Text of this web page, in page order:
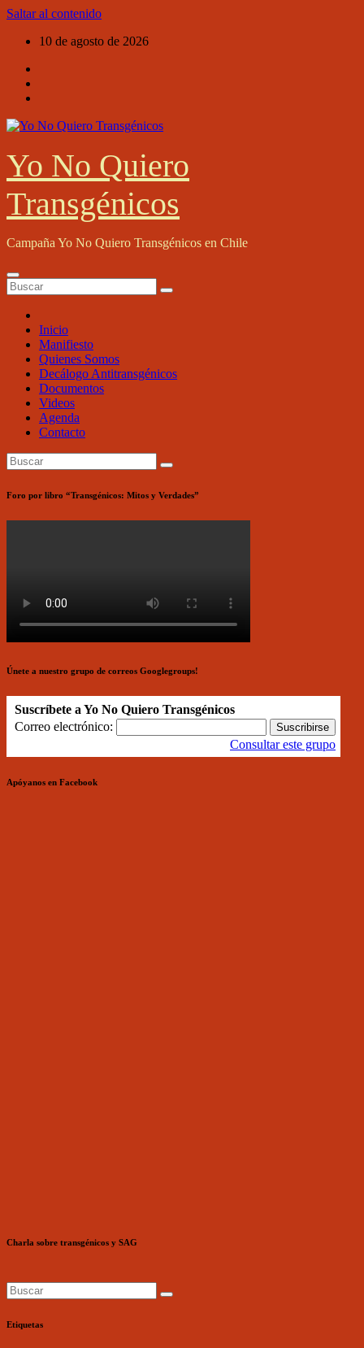
Saltar al contenido
10 de agosto de 2026
Yo No Quiero
Transgénicos
Campaña Yo No Quiero Transgénicos en Chile
Inicio
Manifiesto
Quienes Somos
Decálogo Antitransgénicos
Documentos
Videos
Agenda
Contacto
Foro por libro “Transgénicos: Mitos y Verdades”
Únete a nuestro grupo de correos Googlegroups!
Suscríbete a Yo No Quiero Transgénicos
Correo electrónico:
Consultar este grupo
Apóyanos en Facebook
Charla sobre transgénicos y SAG
Etiquetas